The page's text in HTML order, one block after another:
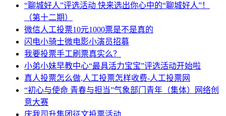
“聊城好人”评选活动 快来选出你心中的“聊城好人”！
（第十二期）
微信人工投票10元1000票是不是真的
闪电小骑士微电影小演员招募
我要投票手工刷票真实么？
小弟小妹早教中心“最具活力宝宝”评选活动开始啦
真人投票怎么做,人工投票怎样收费-人工投票网
“初心与使命 青春与担当”气象部门青年（集体）网络创
意大赛
庆我司升集团征文投票活动